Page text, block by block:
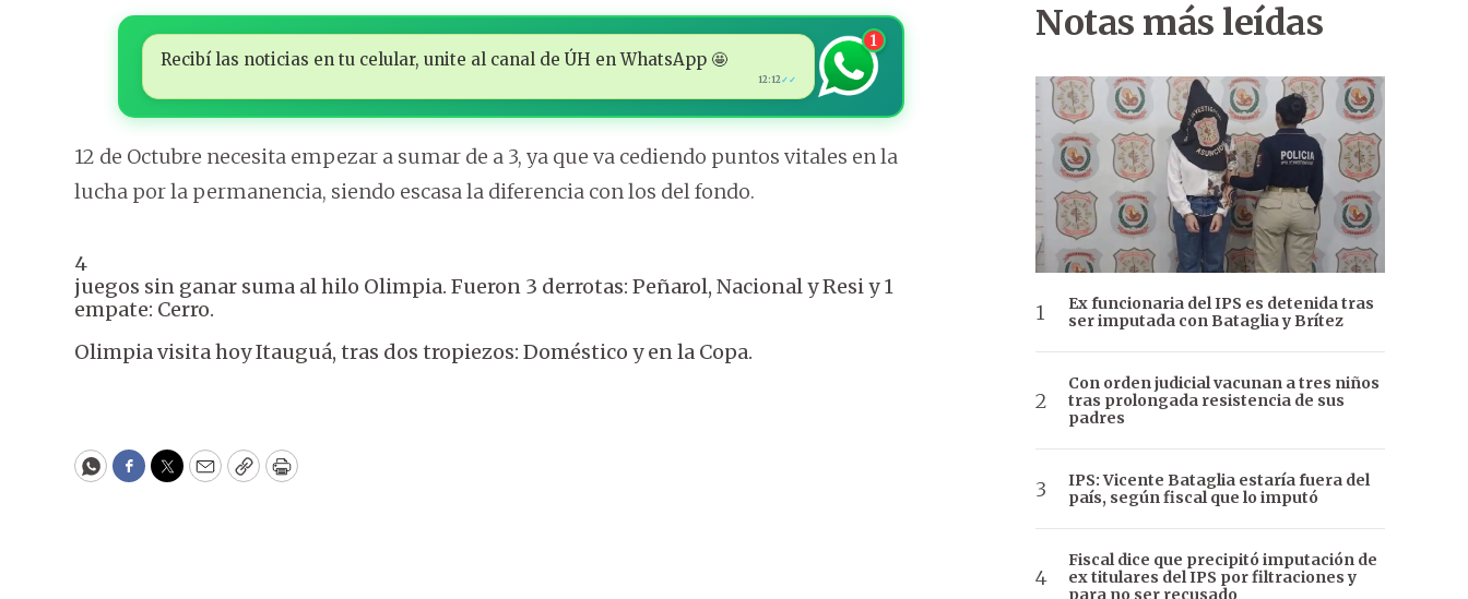
Recibí las noticias en tu celular, unite al canal de ÚH en WhatsApp 🤩
12:12✓✓
1
12 de Octubre necesita empezar a sumar de a 3, ya que va cediendo puntos vitales en la
lucha por la permanencia, siendo escasa la diferencia con los del fondo.
4
juegos sin ganar suma al hilo Olimpia. Fueron 3 derrotas: Peñarol, Nacional y Resi y 1
empate: Cerro.
Olimpia visita hoy Itauguá, tras dos tropiezos: Doméstico y en la Copa.
WhatsApp
Facebook
Twitter
EmailCopyPrint
Notas más leídas
Ex funcionaria del IPS es detenida tras
ser imputada con Bataglia y Brítez
Con orden judicial vacunan a tres niños
tras prolongada resistencia de sus
padres
IPS: Vicente Bataglia estaría fuera del
país, según fiscal que lo imputó
Fiscal dice que precipitó imputación de
ex titulares del IPS por filtraciones y
para no ser recusado